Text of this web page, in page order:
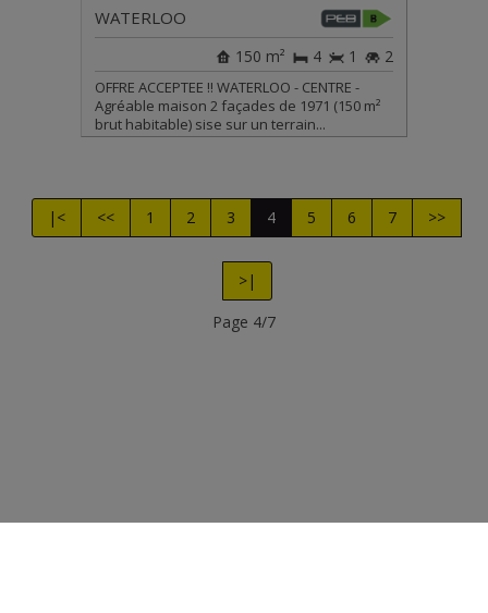
WATERLOO
2
1
4
150 m²
OFFRE ACCEPTEE !! WATERLOO - CENTRE -
Agréable maison 2 façades de 1971 (150 m²
brut habitable) sise sur un terrain...
|< << 1 2 3 4 5 6 7 >>
>|
Page 4/7